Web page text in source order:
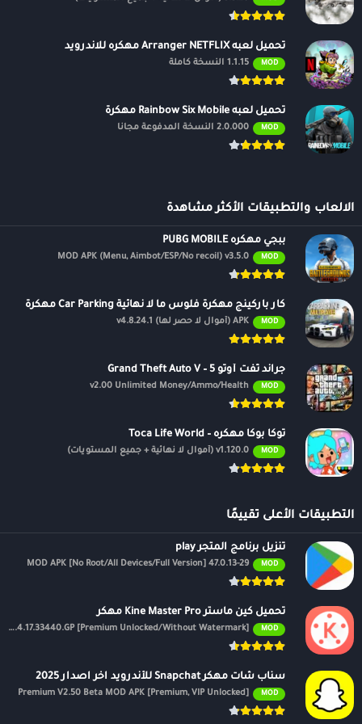
يساعدك Dezor TV Apk على توفير المال لأنه يمكنك تحديد النفقات غير
الضرورية وتقليلها. أيضًا ، يساعدك تطبيق Apk هذا على تحديد أهداف
لتوفير المال وتتبع تقدمك.
توفير الطاقة –
سيساعدك هذا التطبيق على توفير الطاقة وزيادة قدرتك على التركيز على
العاب مهكرة ،
تطبيقات اندرويد
والبرامج وتحديثات مستمرة اول بأول على، متجر العاب مهكرة.
تحميل لعبه Arranger NETFLIX مهكره للاندرويد
MOD 1.1.15 النسخة كاملة
تحميل لعبه Rainbow Six Mobile مهكرة
MOD 2.0.000 النسخة المدفوعة مجانًا
الالعاب والتطبيقات الأكثر مشاهدة
ببجي مهكره PUBG MOBILE
MOD
MOD APK (Menu, Aimbot/ESP/No recoil) v3.5.0
كار باركينج مهكرة فلوس ما لا نهائية Car Parking مهكرة
MOD APK (أموال لا حصر لها) v4.8.24.1
جراند ثفت أوتو 5 – Grand Theft Auto V
MOD
v2.00 Unlimited Money/Ammo/Health
توكا بوكا مهكره – Toca Life World
MOD v1.120.0 (أموال لا نهائية + جميع المستويات)
التطبيقات الأعلى تقييمًا
تنزيل برنامج المتجر play
MOD
47.0.13-29 MOD APK [No Root/All Devices/Full Version]
تحميل كين ماستر Kine Master Pro مهكر
MOD
APK v7.4.17.33440.GP [Premium Unlocked/Without Watermark]
سناب شات مهكر Snapchat للأندرويد اخر اصدار 2025
MOD
Premium V2.50 Beta MOD APK [Premium, VIP Unlocked]